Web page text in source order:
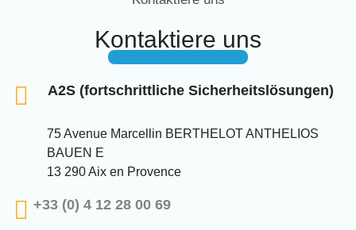
Kontaktiere uns
A2S (fortschrittliche Sicherheitslösungen)
75 Avenue Marcellin BERTHELOT ANTHELIOS
BAUEN E
13 290 Aix en Provence
+33 (0) 4 12 28 00 69